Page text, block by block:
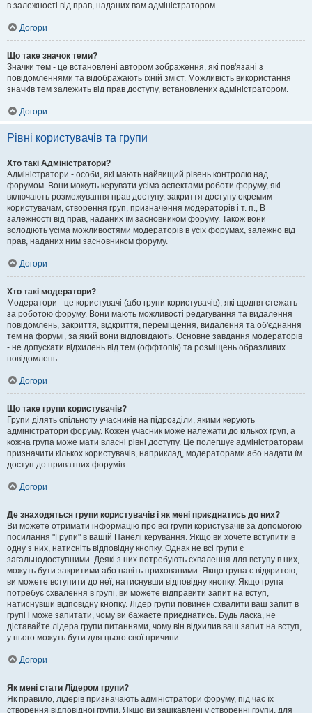
в залежності від прав, наданих вам адміністратором.
Догори
Що таке значок теми?
Значки тем - це встановлені автором зображення, які пов'язані з
повідомленнями та відображають їхній зміст. Можливість використання
значків тем залежить від прав доступу, встановлених адміністратором.
Догори
Рівні користувачів та групи
Хто такі Адміністратори?
Адміністратори - особи, які мають найвищий рівень контролю над
форумом. Вони можуть керувати усіма аспектами роботи форуму, які
включають розмежування прав доступу, закриття доступу окремим
користувачам, створення груп, призначення модераторів і т. п., В
залежності від прав, наданих їм засновником форуму. Також вони
володіють усіма можливостями модераторів в усіх форумах, залежно від
прав, наданих ним засновником форуму.
Догори
Хто такі модератори?
Модератори - це користувачі (або групи користувачів), які щодня стежать
за роботою форуму. Вони мають можливості редагування та видалення
повідомлень, закриття, відкриття, переміщення, видалення та об'єднання
тем на форумі, за який вони відповідають. Основне завдання модераторів
- не допускати відхилень від тем (оффтопік) та розміщень образливих
повідомлень.
Догори
Що таке групи користувачів?
Групи ділять спільноту учасників на підрозділи, якими керують
адміністратори форуму. Кожен учасник може належати до кількох груп, а
кожна група може мати власні рівні доступу. Це полегшує адміністраторам
призначити кількох користувачів, наприклад, модераторами або надати їм
доступ до приватних форумів.
Догори
Де знаходяться групи користувачів і як мені приєднатись до них?
Ви можете отримати інформацію про всі групи користувачів за допомогою
посилання "Групи" в вашій Панелі керування. Якщо ви хочете вступити в
одну з них, натисніть відповідну кнопку. Однак не всі групи є
загальнодоступними. Деякі з них потребують схвалення для вступу в них,
можуть бути закритими або навіть прихованими. Якщо група є відкритою,
ви можете вступити до неї, натиснувши відповідну кнопку. Якщо група
потребує схвалення в групі, ви можете відправити запит на вступ,
натиснувши відповідну кнопку. Лідер групи повинен схвалити ваш запит в
групі і може запитати, чому ви бажаєте приєднатись. Будь ласка, не
діставайте лідера групи питаннями, чому він відхилив ваш запит на вступ,
у нього можуть бути для цього свої причини.
Догори
Як мені стати Лідером групи?
Як правило, лідерів призначають адміністратори форуму, під час їх
створення відповідної групи. Якщо ви зацікавлені у створенні групи, для